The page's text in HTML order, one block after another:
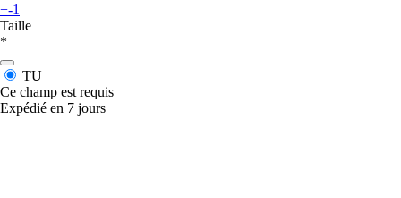
+-1
Taille
*
TU
Ce champ est requis
Expédié en 7 jours